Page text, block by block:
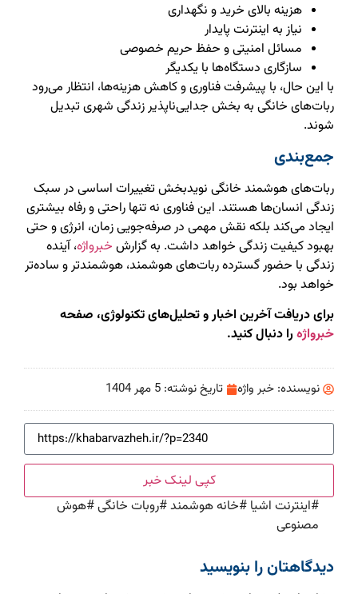
هزینه بالای خرید و نگهداری
نیاز به اینترنت پایدار
مسائل امنیتی و حفظ حریم خصوصی
سازگاری دستگاه‌ها با یکدیگر
با این حال، با پیشرفت فناوری و کاهش هزینه‌ها، انتظار می‌رود
ربات‌های خانگی به بخش جدایی‌ناپذیر زندگی شهری تبدیل
شوند.
جمع‌بندی
ربات‌های هوشمند خانگی نویدبخش تغییرات اساسی در سبک
زندگی انسان‌ها هستند. این فناوری نه تنها راحتی و رفاه بیشتری
ایجاد می‌کند بلکه نقش مهمی در صرفه‌جویی زمان، انرژی و حتی
بهبود کیفیت زندگی خواهد داشت. به گزارش خبرواژه، آینده
زندگی با حضور گسترده ربات‌های هوشمند، هوشمندتر و ساده‌تر
خواهد بود.
برای دریافت آخرین اخبار و تحلیل‌های تکنولوژی، صفحه
خبرواژهرا دنبال کنید.
نویسنده: خبر واژه تاریخ نوشته: 5 مهر 1404
کپی لینک خبر
#اینترنت اشیا #خانه هوشمند#روبات خانگی#هوش
مصنوعی
دیدگاهتان را بنویسید